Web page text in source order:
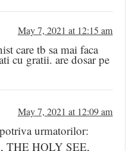
May 7, 2021 at 12:15 am
care tb sa mai faca
cu gratii. are dosar pe
May 7, 2021 at 12:09 am
urmatorilor:
THE HOLY SEE,